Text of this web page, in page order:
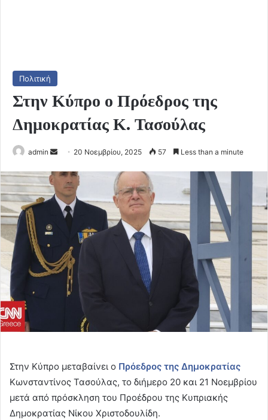
Πολιτική
Στην Κύπρο ο Πρόεδρος της
Δημοκρατίας Κ. Τασούλας
admin
Send
email
20 Νοεμβρίου, 2025 57 Less than a minute
Στην Κύπρο μεταβαίνει ο Πρόεδρος της Δημοκρατίας
Κωνσταντίνος Τασούλας, το διήμερο 20 και 21 Νοεμβρίου
μετά από πρόσκληση του Προέδρου της Κυπριακής
Δημοκρατίας Νίκου Χριστοδουλίδη.